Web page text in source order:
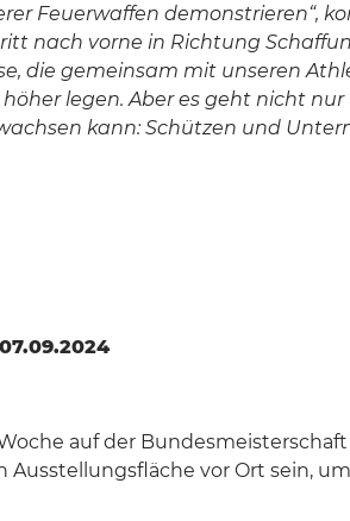
Feuerwaffen demonstrieren“,
nach vorne in Richtung
die gemeinsam mit unseren
legen. Aber es geht nicht nur
kann: Schützen und
auf der
vor Ort sein,